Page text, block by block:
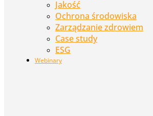
Jakość
Ochrona środowiska
Zarządzanie zdrowiem
Case study
ESG
Webinary